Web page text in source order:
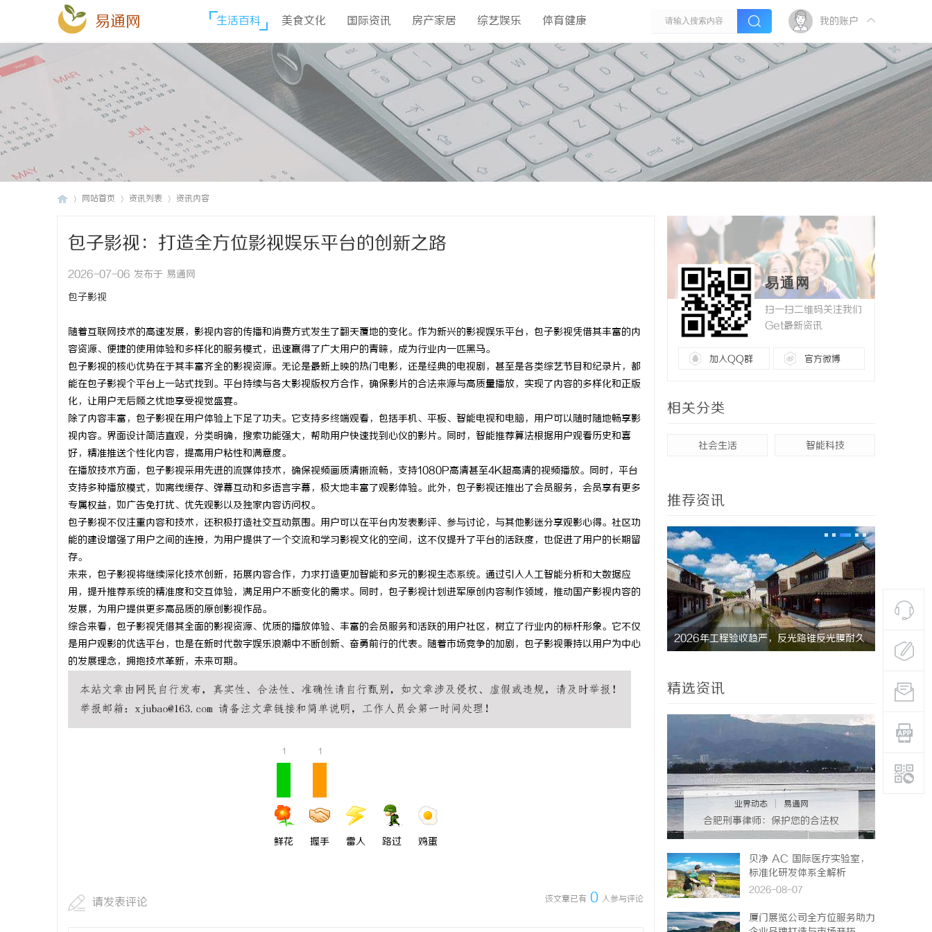
易通网 生活百科 美食文化 国际资讯 房产家居 综艺娱乐 体育健康 我的账户
网站首页 资讯列表 资讯内容
包子影视：打造全方位影视娱乐平台的创新之路
2026-07-06 发布于 易通网
包子影视
随着互联网技术的高速发展，影视内容的传播和消费方式发生了翻天覆地的变化。作为新兴的影视娱乐平台，包子影视凭借其丰富的内
容资源、便捷的使用体验和多样化的服务模式，迅速赢得了广大用户的青睐，成为行业内一匹黑马。
包子影视的核心优势在于其丰富齐全的影视资源。无论是最新上映的热门电影，还是经典的电视剧，甚至是各类综艺节目和纪录片，都
能在包子影视个平台上一站式找到。平台持续与各大影视版权方合作，确保影片的合法来源与高质量播放，实现了内容的多样化和正版
化，让用户无后顾之忧地享受视觉盛宴。
除了内容丰富，包子影视在用户体验上下足了功夫。它支持多终端观看，包括手机、平板、智能电视和电脑，用户可以随时随地畅享影
视内容。界面设计简洁直观，分类明确，搜索功能强大，帮助用户快速找到心仪的影片。同时，智能推荐算法根据用户观看历史和喜
好，精准推送个性化内容，提高用户粘性和满意度。
在播放技术方面，包子影视采用先进的流媒体技术，确保视频画质清晰流畅，支持1080P高清甚至4K超高清的视频播放。同时，平台
支持多种播放模式，如离线缓存、弹幕互动和多语言字幕，极大地丰富了观影体验。此外，包子影视还推出了会员服务，会员享有更多
专属权益，如广告免打扰、优先观影以及独家内容访问权。
包子影视不仅注重内容和技术，还积极打造社交互动氛围。用户可以在平台内发表影评、参与讨论，与其他影迷分享观影心得。社区功
能的建设增强了用户之间的连接，为用户提供了一个交流和学习影视文化的空间，这不仅提升了平台的活跃度，也促进了用户的长期留
存。
未来，包子影视将继续深化技术创新，拓展内容合作，力求打造更加智能和多元的影视生态系统。通过引入人工智能分析和大数据应
用，提升推荐系统的精准度和交互体验，满足用户不断变化的需求。同时，包子影视计划进军原创内容制作领域，推动国产影视内容的
发展，为用户提供更多高品质的原创影视作品。
综合来看，包子影视凭借其全面的影视资源、优质的播放体验、丰富的会员服务和活跃的用户社区，树立了行业内的标杆形象。它不仅
是用户观影的优选平台，也是在新时代数字娱乐浪潮中不断创新、奋勇前行的代表。随着市场竞争的加剧，包子影视秉持以用户为中心
的发展理念，拥抱技术革新，未来可期。
1
鲜花
1
握手 雷人 路过 鸡蛋
该文章已有 0 人参与评论
请发表评论
易通网
扫一扫二维码关注我们
Get最新资讯
加入QQ群 官方微博
相关分类
社会生活 智能科技
推荐资讯
视觉激光打标系列：精确与创新的结合 2026年纯电轻卡囤货指南：奥铃极电与智蓝 2026年工程验收趋严，反光路锥反光膜耐久 揭秘！专
哪些行业
精选资讯
业界动态 易通网
合肥刑事律师：保护您的合法权
益，助您走出法律困境
贝净 AC 国际医疗实验室，
标准化研发体系全解析
2026-08-07
厦门展览公司全方位服务助力